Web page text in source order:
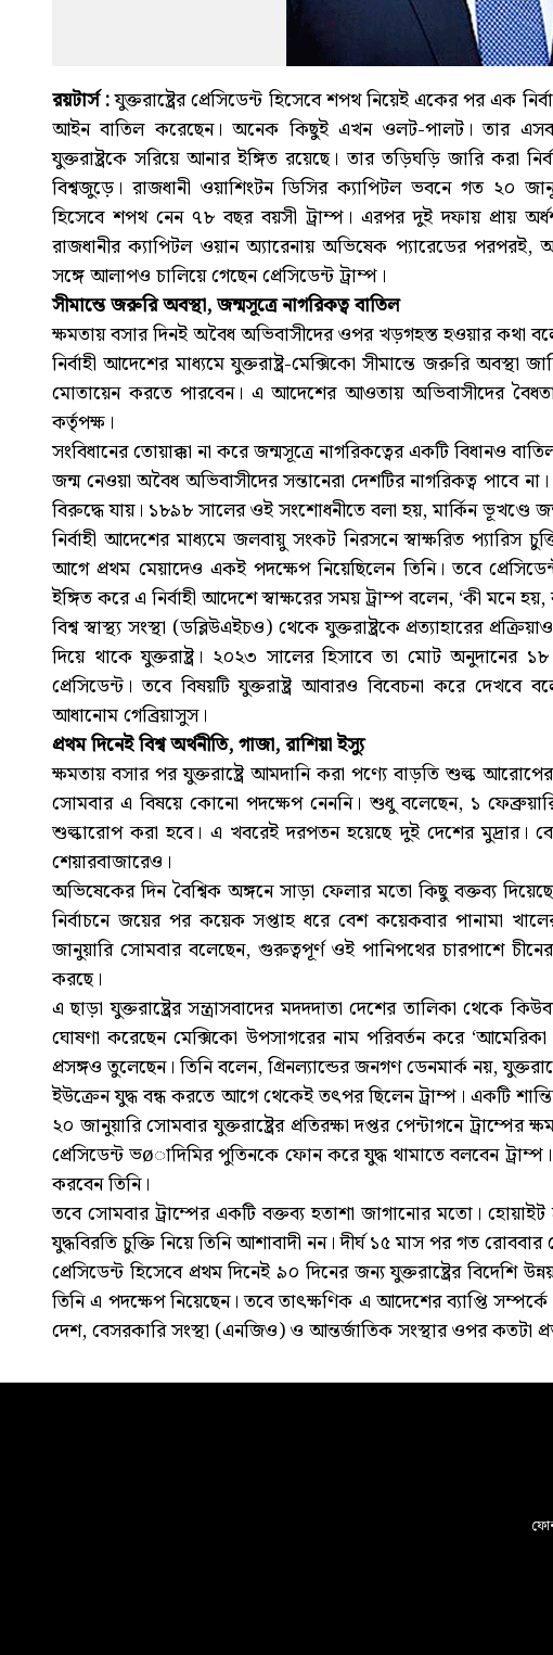
রয়টার্স :যুক্তরাষ্ট্রের প্রেসিডেন্ট হিসেবে শপথ নিয়েই একের পর এক
আইন বাতিল করেছেন। অনেক কিছুই এখন ওলট-পালট। তার এসব
যুক্তরাষ্ট্রকে সরিয়ে আনার ইঙ্গিত রয়েছে। তার তড়িঘড়ি জারি করা
বিশ্বজুড়ে। রাজধানী ওয়াশিংটন ডিসির ক্যাপিটল ভবনে গত ২০
হিসেবে শপথ নেন ৭৮ বছর বয়সী ট্রাম্প। এরপর দুই দফায় প্রায়
রাজধানীর ক্যাপিটল ওয়ান অ্যারেনায় অভিষেক প্যারেডের পরপরই,
সঙ্গে আলাপও চালিয়ে গেছেন প্রেসিডেন্ট ট্রাম্প।
সীমান্তে জরুরি অবস্থা, জন্মসূত্রে নাগরিকত্ব বাতিল
ক্ষমতায় বসার দিনই অবৈধ অভিবাসীদের ওপর খড়গহস্ত হওয়ার কথা
নির্বাহী আদেশের মাধ্যমে যুক্তরাষ্ট্র-মেক্সিকো সীমান্তে জরুরি অবস্থা
মোতায়েন করতে পারবেন। এ আদেশের আওতায় অভিবাসীদের বৈধতা
কর্তৃপক্ষ।
সংবিধানের তোয়াক্কা না করে জন্মসূত্রে নাগরিকত্বের একটি বিধানও
জন্ম নেওয়া অবৈধ অভিবাসীদের সন্তানেরা দেশটির নাগরিকত্ব পাবে
বিরুদ্ধে যায়। ১৮৯৮ সালের ওই সংশোধনীতে বলা হয়, মার্কিন ভূখণ্ডে
নির্বাহী আদেশের মাধ্যমে জলবায়ু সংকট নিরসনে স্বাক্ষরিত প্যারিস
আগে প্রথম মেয়াদেও একই পদক্ষেপ নিয়েছিলেন তিনি। তবে
ইঙ্গিত করে এ নির্বাহী আদেশে স্বাক্ষরের সময় ট্রাম্প বলেন, ‘কী মনে
বিশ্ব স্বাস্থ্য সংস্থা (ডব্লিউএইচও) থেকে যুক্তরাষ্ট্রকে প্রত্যাহারের
দিয়ে থাকে যুক্তরাষ্ট্র। ২০২৩ সালের হিসাবে তা মোট
প্রেসিডেন্ট। তবে বিষয়টি যুক্তরাষ্ট্র আবারও বিবেচনা করে
আধানোম গেব্রিয়াসুস।
প্রথম দিনেই বিশ্ব অর্থনীতি, গাজা, রাশিয়া ইস্যু
ক্ষমতায় বসার পর যুক্তরাষ্ট্রে আমদানি করা পণ্যে বাড়তি শুল্ক
সোমবার এ বিষয়ে কোনো পদক্ষেপ নেননি। শুধু বলেছেন, ১
শুল্কারোপ করা হবে। এ খবরেই দরপতন হয়েছে দুই দেশের মুদ্রার।
শেয়ারবাজারেও।
অভিষেকের দিন বৈশ্বিক অঙ্গনে সাড়া ফেলার মতো কিছু বক্তব্য
নির্বাচনে জয়ের পর কয়েক সপ্তাহ ধরে বেশ কয়েকবার পানামা
জানুয়ারি সোমবার বলেছেন, গুরুত্বপূর্ণ ওই পানিপথের চারপাশে
করছে।
এ ছাড়া যুক্তরাষ্ট্রের সন্ত্রাসবাদের মদদদাতা দেশের তালিকা থেকে
ঘোষণা করেছেন মেক্সিকো উপসাগরের নাম পরিবর্তন করে
প্রসঙ্গও তুলেছেন। তিনি বলেন, গ্রিনল্যান্ডের জনগণ ডেনমার্ক নয়,
ইউক্রেন যুদ্ধ বন্ধ করতে আগে থেকেই তৎপর ছিলেন ট্রাম্প। একটি
২০ জানুয়ারি সোমবার যুক্তরাষ্ট্রের প্রতিরক্ষা দপ্তর পেন্টাগনে ট্রাম্পের
প্রেসিডেন্ট ভøাদিমির পুতিনকে ফোন করে যুদ্ধ থামাতে বলবেন
করবেন তিনি।
তবে সোমবার ট্রাম্পের একটি বক্তব্য হতাশা জাগানোর মতো। হোয়াইট
যুদ্ধবিরতি চুক্তি নিয়ে তিনি আশাবাদী নন। দীর্ঘ ১৫ মাস পর গত
প্রেসিডেন্ট হিসেবে প্রথম দিনেই ৯০ দিনের জন্য যুক্তরাষ্ট্রের বিদেশি
তিনি এ পদক্ষেপ নিয়েছেন। তবে তাৎক্ষণিক এ আদেশের ব্যাপ্তি
দেশ, বেসরকারি সংস্থা (এনজিও) ও আন্তর্জাতিক সংস্থার ওপর কতটা